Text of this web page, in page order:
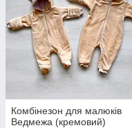
Комбінезон для малюків
Ведмежа (кремовий)